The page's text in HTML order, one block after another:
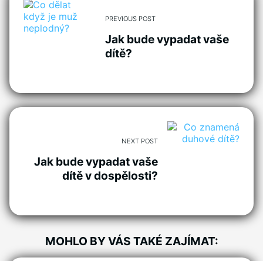
PREVIOUS POST
Jak bude vypadat vaše
dítě?
NEXT POST
Jak bude vypadat vaše
dítě v dospělosti?
MOHLO BY VÁS TAKÉ ZAJÍMAT: